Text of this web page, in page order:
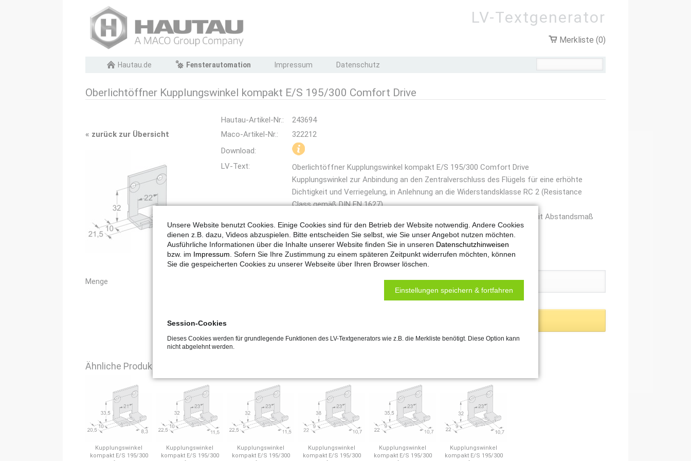
LV-Textgenerator
Merkliste (0)
NavigationHautau.de Fensterautomation Impressum Datenschutz
Oberlichtöffner Kupplungswinkel kompakt E/S 195/300 Comfort Drive
« zurück zur Übersicht
Hautau-Artikel-Nr.:
243694
Maco-Artikel-Nr.:
322212
Download:
LV-Text:
Oberlichtöffner Kupplungswinkel kompakt E/S 195/300 Comfort Drive
Kupplungswinkel zur Anbindung an den Zentralverschluss des Flügels für eine erhöhte
Dichtigkeit und Verriegelung, in Anlehnung an die Widerstandsklasse RC 2 (Resistance
Class gemäß DIN EN 1627)
Für Rollen- oder Pilzzapfen bis Durchmesser 8,3 mm. Kupplungswinkel mit Abstandsmaß
von 32 mm und Aufnahmeöffnung von 22 mm
Menge
Ähnliche Produkte
Kupplungswinkel
kompakt E/S 195/300
Kupplungswinkel
kompakt E/S 195/300
Kupplungswinkel
kompakt E/S 195/300
Kupplungswinkel
kompakt E/S 195/300
Kupplungswinkel
kompakt E/S 195/300
Kupplungswinkel
kompakt E/S 195/300
Unsere Website benutzt Cookies. Einige Cookies sind für den Betrieb der Website notwendig. Andere Cookies
dienen z.B. dazu, Videos abzuspielen. Bitte entscheiden Sie selbst, wie Sie unser Angebot nutzen möchten.
Ausführliche Informationen über die Inhalte unserer Website finden Sie in unseren Datenschutzhinweisen
bzw. im Impressum . Sofern Sie Ihre Zustimmung zu einem späteren Zeitpunkt widerrufen möchten, können
Sie die gespeicherten Cookies zu unserer Webseite über Ihren Browser löschen.
Einstellungen speichern & fortfahren
Session-Cookies
Dieses Cookies werden für grundlegende Funktionen des LV-Textgenerators wie z.B. die Merkliste benötigt. Diese Option kann
nicht abgelehnt werden.